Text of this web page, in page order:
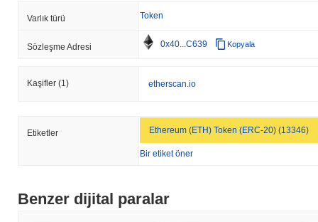
Varlık türü Token
Sözleşme Adresi 0x40...C639 Kopyala
Kaşifler (1) etherscan.io
Etiketler Ethereum (ETH) Token (ERC-20) (13346)
Bir etiket öner
Benzer dijital paralar